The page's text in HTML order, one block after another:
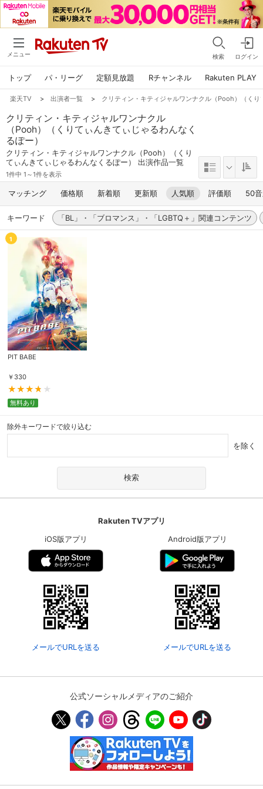
メニュー 検索 ログイン
トップ パ・リーグ 定額見放題 Rチャンネル Rakuten PLAY
楽天TV > 出演者一覧 > クリティン・キティジャルワンナクル（Pooh）（く
クリティン・キティジャルワンナクル
（Pooh）（くりてぃんきてぃじゃるわんなく
るぽー）
クリティン・キティジャルワンナクル（Pooh）（くり
てぃんきてぃじゃるわんなくるぽー） 出演作品一覧
1件中 1～1件を表示
マッチング 価格順 新着順 更新順 人気順 評価順 50
キーワード 「BL」・「ブロマンス」・「LGBTQ＋」関連コンテンツ
1
PIT BABE
￥ 330
無料あり
除外キーワードで絞り込む
を除く
Rakuten TVアプリ
iOS版アプリ
メールでURLを送る
Android版アプリ
メールでURLを送る
公式ソーシャルメディアのご紹介